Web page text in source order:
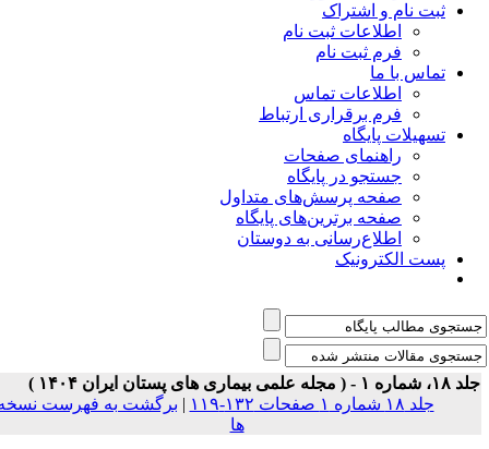
ثبت نام و اشتراک
اطلاعات ثبت نام
فرم ثبت نام
تماس با ما
اطلاعات تماس
فرم برقراری ارتباط
تسهیلات پایگاه
راهنمای صفحات
جستجو در پایگاه
صفحه پرسش‌های متداول
صفحه برترین‌های پایگاه
اطلاع‌رسانی به دوستان
پست الکترونیک
۱ - ( مجله علمی بیماری های پستان ایران ۱۴۰۴ )
جلد ۱۸ شماره ۱ صفحات ۱۳۲-۱۱۹
| برگشت به فهرست نسخه
ها